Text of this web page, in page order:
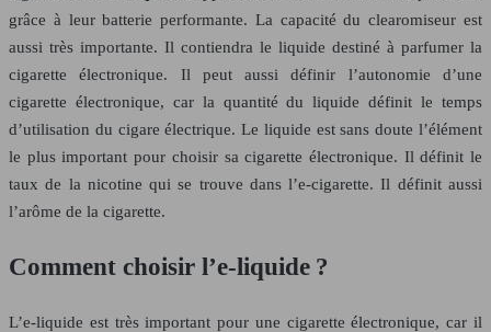
grâce à leur batterie performante. La capacité du clearomiseur est
aussi très importante. Il contiendra le liquide destiné à parfumer la
cigarette électronique. Il peut aussi définir l’autonomie d’une
cigarette électronique, car la quantité du liquide définit le temps
d’utilisation du cigare électrique. Le liquide est sans doute l’élément
le plus important pour choisir sa cigarette électronique. Il définit le
taux de la nicotine qui se trouve dans l’e-cigarette. Il définit aussi
l’arôme de la cigarette.
Comment choisir l’e-liquide ?
L’e-liquide est très important pour une cigarette électronique, car il